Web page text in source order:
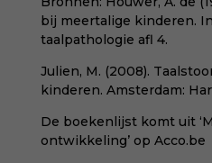
bij meertalige kinderen.
taalpathologie afl 4.
Julien, M. (2008).
kinderen. Amsterdam:
De boekenlijst komt uit
ontwikkeling’ op Acco.be